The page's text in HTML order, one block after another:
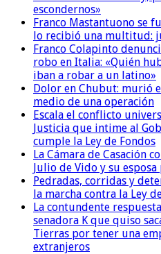
escondernos»
Franco Mastantuono se
lo recibió una multitud:
Franco Colapinto
robo en Italia: «Quién
iban a robar a un latino»
Dolor en Chubut: murió
medio de una operación
Escala el conflicto
Justicia que intime al
cumple la Ley de Fondos
La Cámara de Casación
Julio de Vido y su
Pedradas, corridas y
la marcha contra la Ley
La contundente
senadora K que quiso
Tierras por tener una
extranjeros